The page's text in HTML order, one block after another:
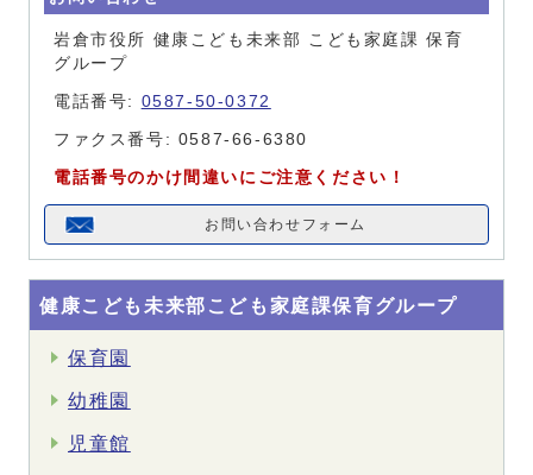
岩倉市役所 健康こども未来部 こども家庭課 保育
グループ
電話番号: 0587-50-0372
ファクス番号: 0587-66-6380
電話番号のかけ間違いにご注意ください！
お問い合わせフォーム
健康こども未来部こども家庭課保育グループ
保育園
幼稚園
児童館